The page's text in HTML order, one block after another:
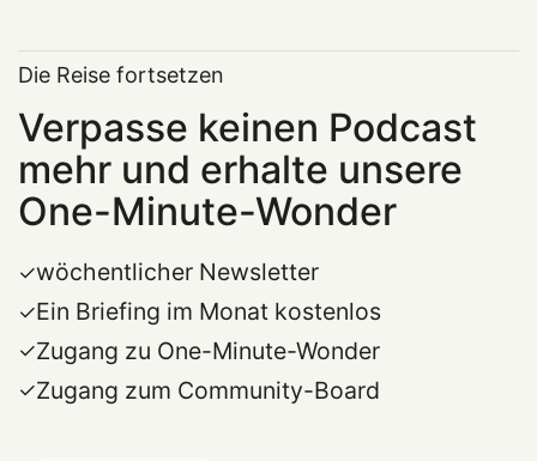
Die Reise fortsetzen
Verpasse keinen Podcast
mehr und erhalte unsere
One-Minute-Wonder
wöchentlicher Newsletter
Ein Briefing im Monat kostenlos
Zugang zu One-Minute-Wonder
Zugang zum Community-Board